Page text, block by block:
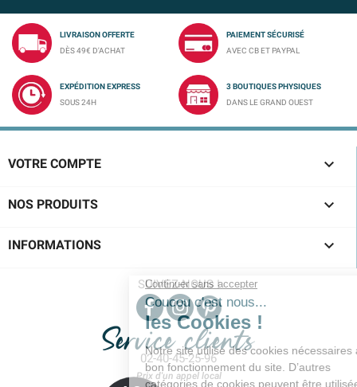
LIVRAISON OFFERTE
DÈS 49€ D'ACHAT
PAIEMENT SÉCURISÉ
AVEC CB ET PAYPAL
EXPÉDITION EXPRESS
SOUS 24H
3 BOUTIQUES PHYSIQUES
DANS LE GRAND OUEST
VOTRE COMPTE 
NOS PRODUITS 
INFORMATIONS 
SUIVEZ-NOUS !
Service clients
02-40-45-25-96
Prix d'un appel local